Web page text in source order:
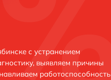
с устранением
выявляем причины
работоспособность